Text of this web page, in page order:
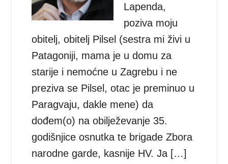
Lapenda,
poziva moju
obitelj, obitelj Pilsel (sestra mi živi u
Patagoniji, mama je u domu za
starije i nemoćne u Zagrebu i ne
preziva se Pilsel, otac je preminuo u
Paragvaju, dakle mene) da
dođem(o) na obilježevanje 35.
godišnjice osnutka te brigade Zbora
narodne garde, kasnije HV. Ja […]